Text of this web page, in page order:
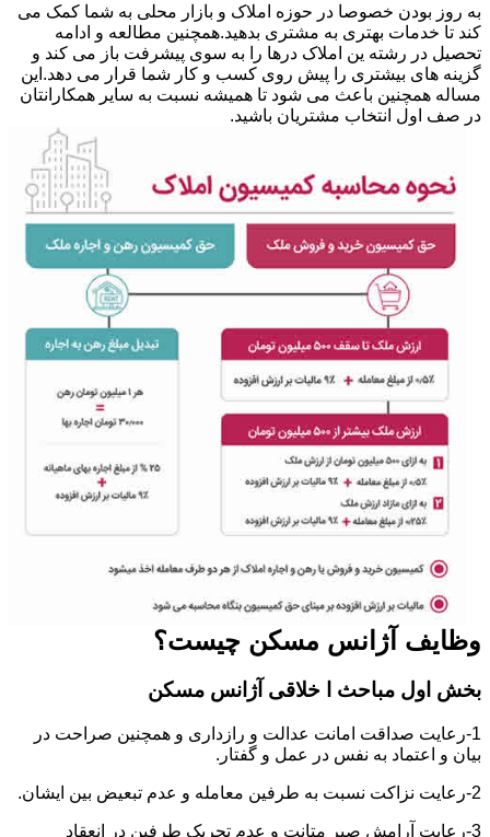
به روز بودن خصوصا در حوزه املاک و بازار محلی به شما کمک می
کند تا خدمات بهتری به مشتری بدهید.همچنین مطالعه و ادامه
تحصیل در رشته ین املاک درها را به سوی پیشرفت باز می کند و
گزینه های بیشتری را پیش روی کسب و کار شما قرار می دهد.این
مساله همچنین باعث می شود تا همیشه نسبت به سایر همکارانتان
در صف اول انتخاب مشتریان باشید.
وظایف آژانس مسکن چیست؟
بخش اول مباحث ا خلاقی آژانس مسکن
1-رعایت صداقت امانت عدالت و رازداری و همچنین صراحت در
بیان و اعتماد به نفس در عمل و گفتار.
2-رعایت نزاکت نسبت به طرفین معامله و عدم تبعیض بین ایشان.
3-رعایت آرامش صبر متانت و عدم تحریک طرفین در انعقاد